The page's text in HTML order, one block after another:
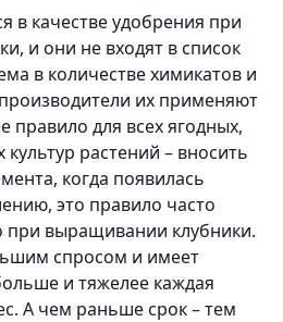
в качестве удобрения при
и они не входят в список
в количестве химикатов и
их применяют
для всех ягодных,
растений – вносить
когда появилась
это правило часто
при выращивании клубники.
спросом и имеет
и тяжелее каждая
А чем раньше срок – тем